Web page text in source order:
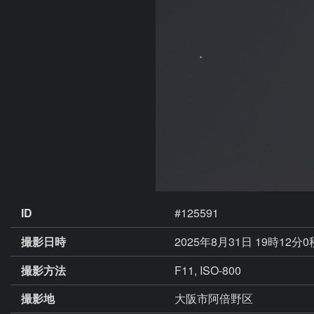
ID
#125591
撮影日時
2025年8月31日 19時12分
撮影方法
F11, ISO-800
撮影地
大阪市阿倍野区